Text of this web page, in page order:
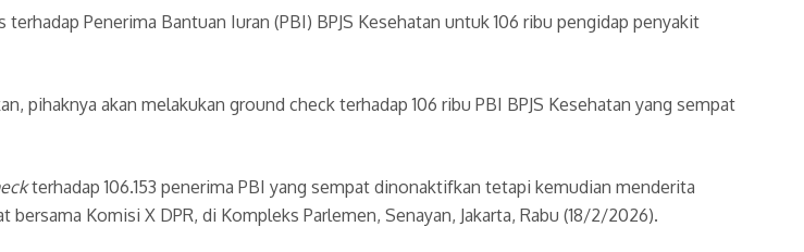
Penerima Bantuan Iuran (PBI) BPJS Kesehatan untuk 106 ribu pengidap penyakit
pihaknya akan melakukan ground check terhadap 106 ribu PBI BPJS Kesehatan yang sempat
terhadap 106.153 penerima PBI yang sempat dinonaktifkan tetapi kemudian menderita
bersama Komisi X DPR, di Kompleks Parlemen, Senayan, Jakarta, Rabu (18/2/2026).